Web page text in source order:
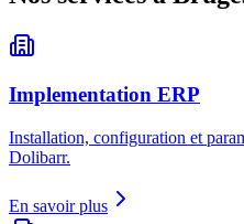
Implementation ERP
Installation, configuration et
Dolibarr.
En savoir plus